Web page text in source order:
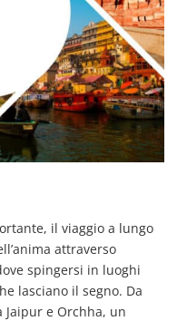
il viaggio a lungo
attraverso
spingersi in luoghi
lasciano il segno. Da
Jaipur e Orchha, un